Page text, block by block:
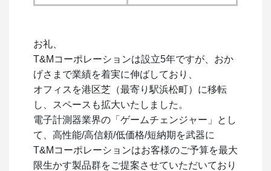
お礼、
T&Mコーポレーションは設立5年ですが、おか
げさまで業績を着実に伸ばしており、
オフィスを港区芝（最寄り駅浜松町）に移転
し、スペースも拡大いたしました。
電子計測器業界の「ゲームチェンジャー」とし
て、高性能/高信頼/低価格/短納期を武器に
T&Mコーポレーションはお客様のご予算を最大
限生かす製品群をご提案させていただいており